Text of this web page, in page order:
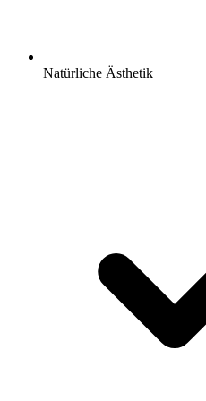
Natürliche Ästhetik